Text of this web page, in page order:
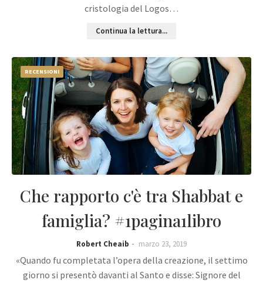
cristologia del Logos…
Continua la lettura...
RECENSIONI
Che rapporto c'è tra Shabbat e
famiglia? #1pagina1libro
Robert Cheaib marzo 23, 2019
«Quando fu completata l’opera della creazione, il settimo
giorno si presentò davanti al Santo e disse: Signore del